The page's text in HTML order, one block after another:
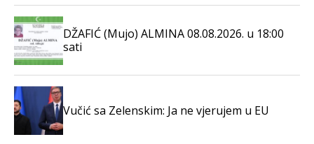
DŽAFIĆ (Mujo) ALMINA 08.08.2026. u 18:00
sati
Vučić sa Zelenskim: Ja ne vjerujem u EU